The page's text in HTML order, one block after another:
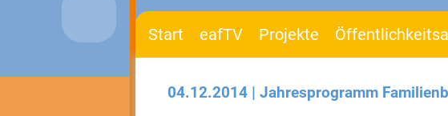
Start eafTV Projekte
04.12.2014 | Jahresprogramm